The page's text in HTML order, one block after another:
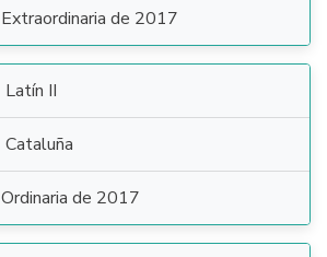
Extraordinaria de 2017
Latín II
Cataluña
Ordinaria de 2017